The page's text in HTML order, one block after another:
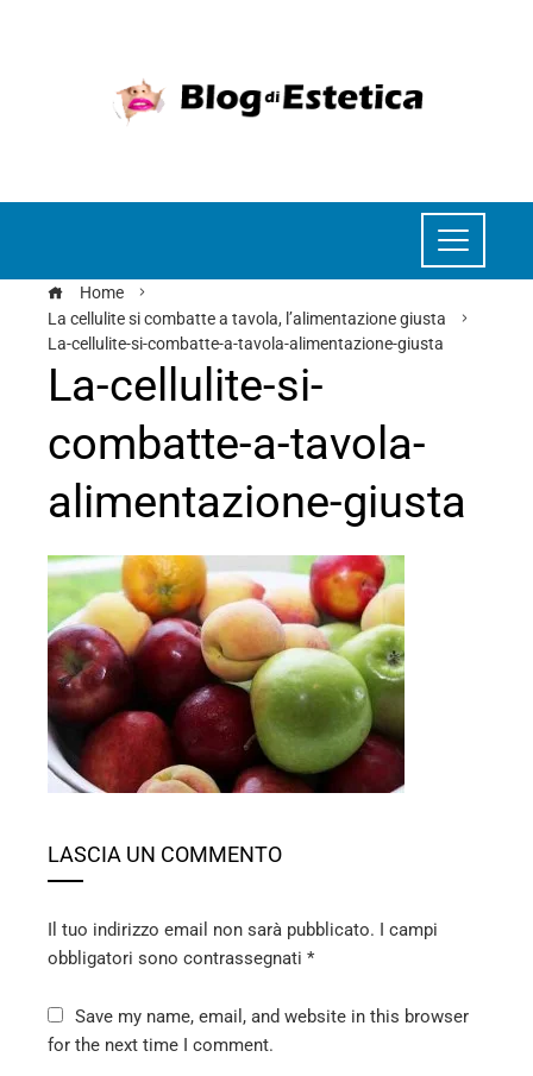
Home
La cellulite si combatte a tavola, l’alimentazione giusta
La-cellulite-si-combatte-a-tavola-alimentazione-giusta
La-cellulite-si-
combatte-a-tavola-
alimentazione-giusta
LASCIA UN COMMENTO
Il tuo indirizzo email non sarà pubblicato. I campi
obbligatori sono contrassegnati *
Save my name, email, and website in this browser
for the next time I comment.